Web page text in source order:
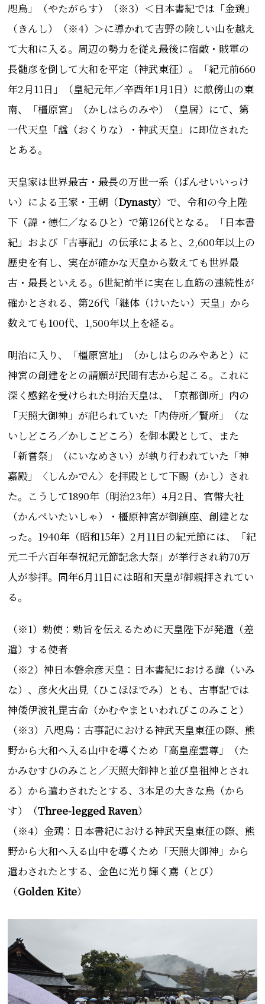
咫烏」（やたがらす）（※3）＜日本書紀では「金鵄」
（きんし）（※4）＞に導かれて吉野の険しい山を越え
て大和に入る。周辺の勢力を従え最後に宿敵・賊軍の
長髄彦を倒して大和を平定（神武東征）。「紀元前660
年2月11日」（皇紀元年／辛酉年1月1日）に畝傍山の東
南、「橿原宮」（かしはらのみや）（皇居）にて、第
一代天皇「諡（おくりな）・神武天皇」に即位された
とある。
天皇家は世界最古・最長の万世一系（ばんせいいっけ
い）による王家・王朝（Dynasty）で、令和の今上陛
下（諱 ・徳仁／なるひと）で第126代となる。「日本書
紀」および「古事記」の伝承によると、2,600年以上の
歴史を有し、 実在が確かな天皇から数えても世界最
古・最長といえる。6世紀前半に実在し血筋の連続性が
確かとされる、第26代「継体（けいたい）天皇」から
数えても100代、1,500年以上を経る。
明治に入り、「橿原宮址」（かしはらのみやあと）に
神宮の創建をとの請願が民間有志から起こる。これに
深く感銘を受けられた明治天皇は、「京都御所」内の
「天照大御神」が祀られていた「内侍所／賢所」（な
いしどころ／かしこどころ）を御本殿として、また
「新嘗祭」（にいなめさい）が執り行われていた「神
嘉殿」〈しんかでん〉を拝殿として下賜（かし）され
た。こうして1890年（明治23年）4月2日、官幣大社
（かんぺいたいしゃ）・橿原神宮が御鎮座、創建とな
った。1940年（昭和15年）2月11日の紀元節には、「紀
元二千六百年奉祝紀元節記念大祭」が挙行され約70万
人が参拝。同年6月11日には昭和天皇が御親拝されてい
る。
（※1）勅使：勅旨を伝えるために天皇陛下が発遣（差
遣）する使者
（※2）神日本磐余彦天皇 ：日本書紀における諱 （いみ
な）、彦火火出見（ひこほほでみ）とも、古事記では
神倭伊波礼毘古命（かむやまといわれびこのみこと）
（※3）八咫烏：古事記における神武天皇東征の際、熊
野から大和へ入る山中を導くため「高皇産霊尊」
（た
かみむすひのみこと／天照大御神と並び皇祖神とされ
る） から遣わされたとする、3本足の大きな烏（から
す）（Three-legged Raven）
（※4）金鵄：日本書紀における神武天皇東征の際、熊
野から大和へ入る山中を導くため「天照大御神」から
遣わされたとする、金色に光り輝く鳶（とび）
（Golden Kite）